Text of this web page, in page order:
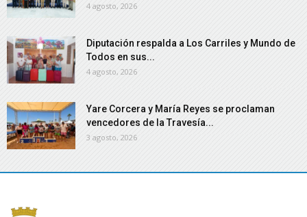
4 agosto, 2026
Diputación respalda a Los Carriles y Mundo de
Todos en sus...
4 agosto, 2026
Yare Corcera y María Reyes se proclaman
vencedores de la Travesía...
3 agosto, 2026